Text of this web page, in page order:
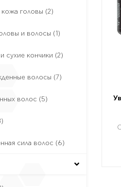
кожа головы (2)
и волосы (1)
сухие кончики (2)
волосы (7)
волос (5)
сила волос (6)